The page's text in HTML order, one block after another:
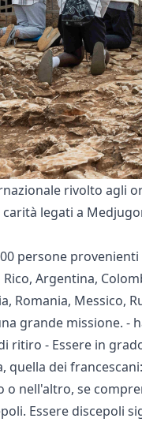
rivolto agli
legati a
persone provenienti
Argentina,
Romania, Messico,
grande missione. -
ritiro - Essere in
quella dei
o nell'altro, se
Essere discepoli